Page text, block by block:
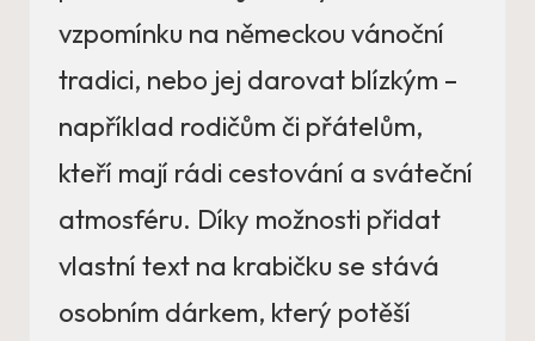
vzpomínku na německou vánoční
tradici, nebo jej darovat blízkým –
například rodičům či přátelům,
kteří mají rádi cestování a sváteční
atmosféru. Díky možnosti přidat
vlastní text na krabičku se stává
osobním dárkem, který potěší